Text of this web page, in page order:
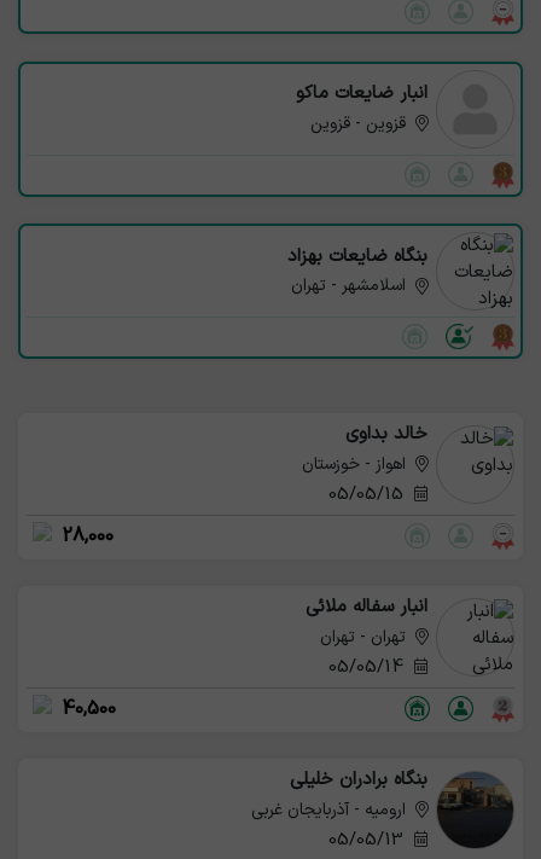
انبار ضایعات ماکو
قزوین - قزوین
بنگاه ضایعات بهزاد
اسلامشهر - تهران
خالد بداوی
اهواز - خوزستان
28,000
انبار سفاله ملائی
تهران - تهران
05/05/14
40,500
بنگاه برادران خلیلی
ارومیه - آذربایجان غربی